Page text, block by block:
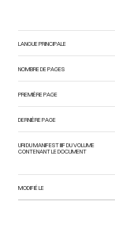
LANGUE PRINCIPALE
NOMBRE DE PAGES
PREMIÈRE PAGE
DERNIÈRE PAGE
URI DU MANIFEST IIIF DU VOLUME
CONTENANT LE DOCUMENT
MODIFIÉ LE